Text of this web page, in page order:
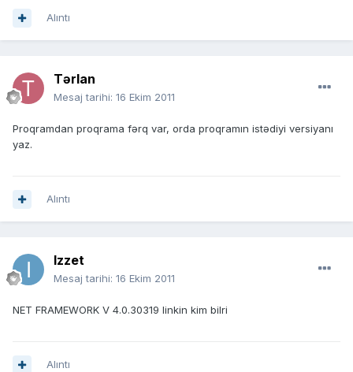
Alıntı
Tərlan
Mesaj tarihi: 16 Ekim 2011
Proqramdan proqrama fərq var, orda proqramın istədiyi versiyanı
yaz.
Alıntı
Izzet
Mesaj tarihi: 16 Ekim 2011
NET FRAMEWORK V 4.0.30319 linkin kim bilri
Alıntı